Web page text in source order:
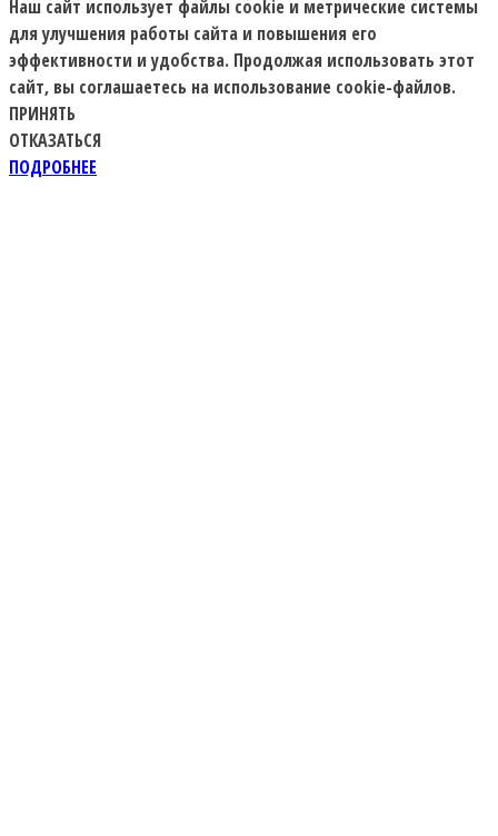
Наш сайт использует файлы cookie и метрические системы
для улучшения работы сайта и повышения его
эффективности и удобства. Продолжая использовать этот
сайт, вы соглашаетесь на использование cookie-файлов.
ПРИНЯТЬ
ОТКАЗАТЬСЯ
ПОДРОБНЕЕ